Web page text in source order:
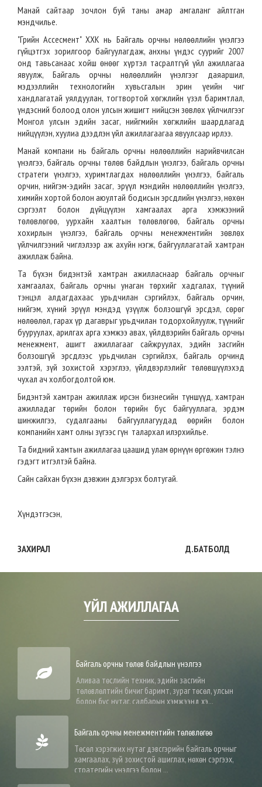
Манай сайтаар зочлон буй таны амар амгаланг айлтган
мэндчилье.
"Грийн Ассесмент" ХХК нь Байгаль орчны нөлөөллийн үнэлгээ
гүйцэтгэх зорилгоор байгуулагдаж, анхны үндэс суурийг 2007
онд тавьсанаас хойш өнөөг хүртэл тасралтгүй үйл ажиллагаа
явуулж, Байгаль орчны нөлөөллийн үнэлгээг даяаршил,
мэдээллийн технологийн хувьсгалын эрин үеийн чиг
хандлагатай уялдуулан, тогтвортой хөгжлийн үзэл баримтлал,
үндэсний болоод олон улсын жишигт нийцсэн зөвлөх үйлчилгээг
Монгол улсын эдийн засаг, нийгмийн хөгжлийн шаардлагад
нийцүүлэн, хуулиа дээдлэн үйл ажиллагаагаа явуулсаар ирлээ.
Манай компани нь байгаль орчны нөлөөллийн нарийвчилсан
үнэлгээ, байгаль орчны төлөв байдлын үнэлгээ, байгаль орчны
стратеги үнэлгээ, хуримтлагдах нөлөөллийн үнэлгээ, байгаль
орчин, нийгэм-эдийн засаг, эрүүл мэндийн нөлөөллийн үнэлгээ,
химийн хортой болон аюултай бодисын эрсдлийн үнэлгээ, нөхөн
сэргээлт болон дүйцүүлэн хамгаалах арга хэмжээний
төлөвлөгөө, уурхайн хаалтын төлөвлөгөө, байгаль орчны
хохирлын үнэлгээ, байгаль орчны менежментийн зөвлөх
үйлчилгээний чиглэлээр аж ахуйн нэгж, байгууллагатай хамтран
ажиллаж байна.
Та бүхэн бидэнтэй хамтран ажилласнаар байгаль орчныг
хамгаалах, байгаль орчны унаган төрхийг хадгалах, түүний
тэнцэл алдагдахаас урьдчилан сэргийлэх, байгаль орчин,
нийгэм, хүний эрүүл мэндэд үзүүлж болзошгүй эрсдэл, сөрөг
нөлөөлөл, гарах үр дагаврыг урьдчилан тодорхойлуулж, түүнийг
бууруулах, арилгах арга хэмжээ авах, үйлдвэрийн байгаль орчны
менежмент, ашигт ажиллагааг сайжруулах, эдийн засгийн
болзошгүй эрсдлээс урьдчилан сэргийлэх, байгаль орчинд
ээлтэй, зүй зохистой хэрэглээ, үйлдвэрлэлийг төлөвшүүлэхэд
чухал ач холбогдолтой юм.
Бидэнтэй хамтран ажиллаж ирсэн бизнесийн түншүүд, хамтран
ажилладаг төрийн болон төрийн бус байгууллага, эрдэм
шинжилгээ, судалгааны байгууллагуудад өөрийн болон
компанийн хамт олны зүгээс гүн талархал илэрхийлье.
Та бидний хамтын ажиллагаа цаашид улам өрнүүн өргөжин тэлнэ
гэдэгт итгэлтэй байна.
Сайн сайхан бүхэн дэвжин дэлгэрэх болтугай.
Хүндэтгэсэн,
ЗАХИРАЛ Д.БАТБОЛД
ҮЙЛ АЖИЛЛАГАА
Байгаль орчны төлөв байдлын үнэлгээ
Аливаа төслийн техник, эдийн засгийн
төлөвлөлтийн бичиг баримт, зураг төсөл, улсын
болон бүс нутаг, салбарын хэмжээнд хэ...
Байгаль орчны менежментийн төлөвлөгөө
Төсөл хэрэгжих нутаг дэвсгэрийн байгаль орчныг
хамгаалах, зүй зохистой ашиглах, нөхөн сэргээх,
стратегийн үнэлгээ болон ...